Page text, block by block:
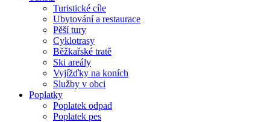
Turistické cíle
Ubytování a restaurace
Pěší tury
Cyklotrasy
Běžkařské tratě
Ski areály
Vyjížďky na koních
Služby v obci
Poplatky
Poplatek odpad
Poplatek pes